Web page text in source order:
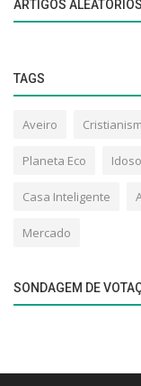
ARTIGOS ALEATÓRIOS
TAGS
Aveiro
Planeta Eco
Casa Inteligente
Mercado
SONDAGEM DE